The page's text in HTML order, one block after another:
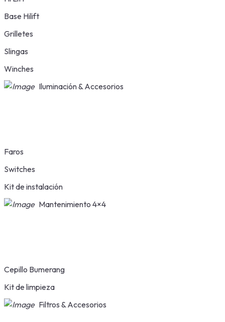
Base Hilift
Grilletes
Slingas
Winches
Iluminación & Accesorios
Faros
Switches
Kit de instalación
Mantenimiento 4×4
Cepillo Bumerang
Kit de limpieza
Filtros & Accesorios